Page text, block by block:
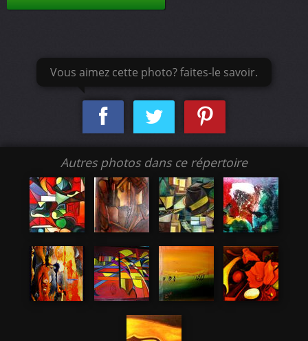
Vous aimez cette photo? faites-le savoir.
Autres photos dans ce répertoire